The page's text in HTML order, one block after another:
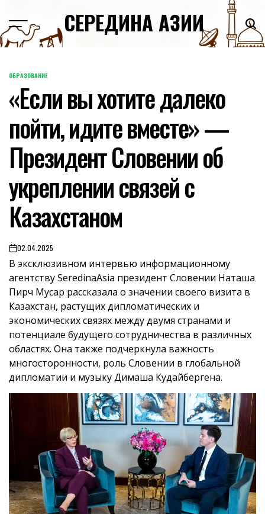
content
СЕРЕДИНА АЗИИ
POSTED
ОБРАЗОВАНИЕ
«Если вы хотите далеко
пойти, идите вместе» —
Президент Словении об
укреплении связей с
Казахстаном
on02.04.2025
В эксклюзивном интервью информационному
агентству SeredinaAsia президент Словении Наташа
Пирч Мусар рассказала о значении своего визита в
Казахстан, растущих дипломатических и
экономических связях между двумя странами и
потенциале будущего сотрудничества в различных
областях. Она также подчеркнула важность
многосторонности, роль Словении в глобальной
дипломатии и музыку Димаша Кудайбергена.